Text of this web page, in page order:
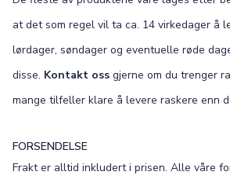
at det som regel vil ta ca. 14 virkedager å
lørdager, søndager og eventuelle røde
disse. Kontakt oss gjerne om du trenger
mange tilfeller klare å levere raskere enn
FORSENDELSE
Frakt er alltid inkludert i prisen. Alle våre